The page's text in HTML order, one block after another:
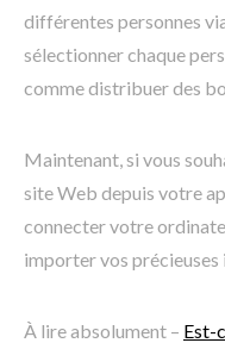
différentes personnes
sélectionner chaque
comme distribuer des
Maintenant, si vous
site Web depuis votre
connecter votre
importer vos précieuses
À lire absolument – Est-